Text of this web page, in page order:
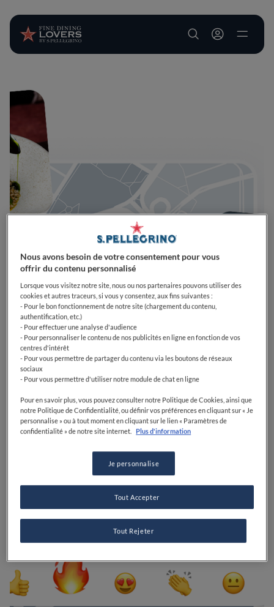
User account
Nous avons besoin de votre consentement pour vous
offrir du contenu personnalisé
Lorsque vous visitez notre site, nous ou nos partenaires pouvons utiliser des
cookies et autres traceurs, si vous y consentez, aux fins suivantes :
- Pour le bon fonctionnement de notre site (chargement du contenu,
authentification, etc.)
- Pour effectuer une analyse d'audience
- Pour personnaliser le contenu de nos publicités en ligne en fonction de vos
centres d'intérêt
- Pour vous permettre de partager du contenu via les boutons de réseaux
sociaux
- Pour vous permettre d'utiliser notre module de chat en ligne
Pour en savoir plus, vous pouvez consulter notre Politique de Cookies, ainsi que
notre Politique de Confidentialité, ou définir vos préférences en cliquant sur « Je
personnalise » ou à tout moment en cliquant sur le lien « Paramètres de
confidentialité » de notre site internet.
Plus d'information
Je personnalise
Tout Rejeter
Tout Accepter